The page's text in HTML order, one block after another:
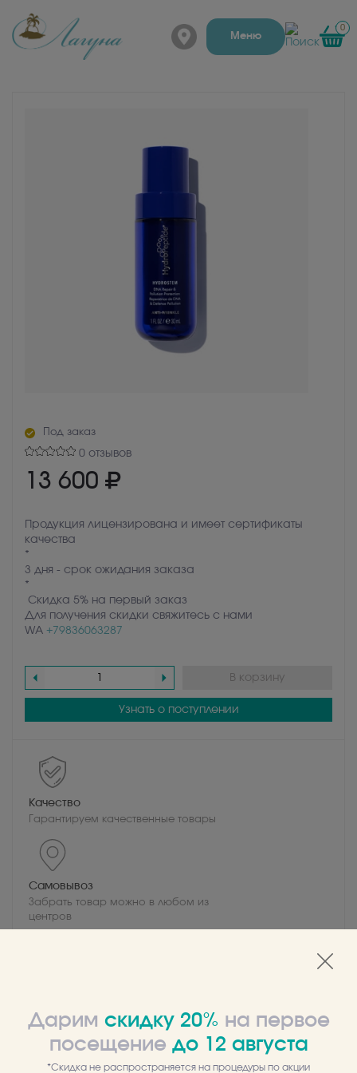
г. Барнаул,
Меню
0
Под заказ
0 отзывов
13 600
Продукция лицензирована и имеет сертификаты
качества
*
3 дня - срок ожидания заказа
*
Скидка 5% на первый заказ
Для получения скидки свяжитесь с нами
WA +79836063287
В корзину
Узнать о поступлении
Качество
Гарантируем качественные товары
Самовывоз
Забрать товар можно в любом из
центров
Антиоксидантная сыворотка для интенсивного
Дарим скидку 20% на первое
посещение до 12 августа
*Скидка не распространяется на процедуры по акции